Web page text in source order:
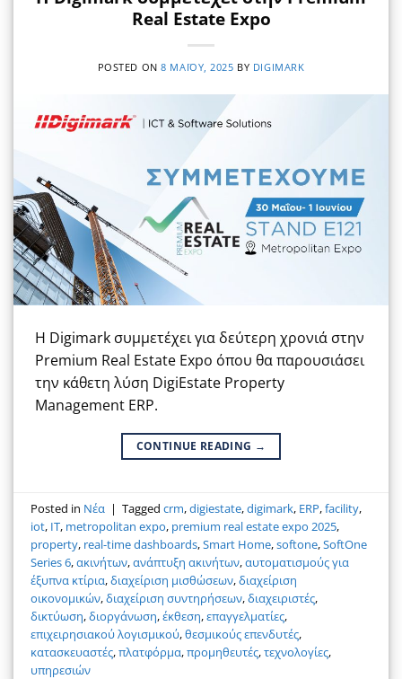
Real Estate Expo
POSTED ON8 ΜΑΪ́ΟΥ, 2025 BY DIGIMARK
Η Digimark συμμετέχει για δεύτερη χρονιά στην
Premium Real Estate Expo όπου θα παρουσιάσει
την κάθετη λύση DigiEstate Property
Management ERP.
CONTINUE READING →
Posted in Νέα | Taggedcrm,digiestate,digimark, ERP,facility,
iot, IT, metropolitan expo, premium real estate expo 2025,
property, real-time dashboards,Smart Home,softone,SoftOne
Series 6,ακινήτων,ανάπτυξη ακινήτων,αυτοματισμούς για
έξυπνα κτίρια,διαχείριση μισθώσεων,διαχείριση
οικονομικών,διαχείριση συντηρήσεων,διαχειριστές,
δικτύωση,διοργάνωση,έκθεση,επαγγελματίες,
επιχειρησιακού λογισμικού,θεσμικούς επενδυτές,
κατασκευαστές,πλατφόρμα,προμηθευτές,τεχνολογίες,
υπηρεσιών